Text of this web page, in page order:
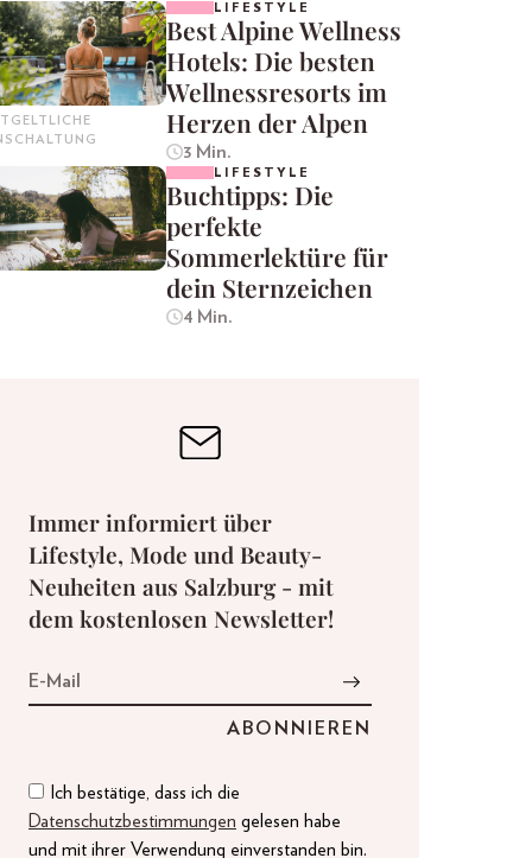
LIFESTYLE
Best Alpine Wellness
Hotels: Die besten
Wellnessresorts im
Herzen der Alpen
3 Min.
LIFESTYLE
Buchtipps: Die
perfekte
Sommerlektüre für
dein Sternzeichen
4 Min.
Immer informiert über
Lifestyle, Mode und Beauty-
Neuheiten aus Salzburg - mit
dem kostenlosen Newsletter!
Ich bestätige, dass ich die
Datenschutzbestimmungen gelesen habe
und mit ihrer Verwendung einverstanden bin.